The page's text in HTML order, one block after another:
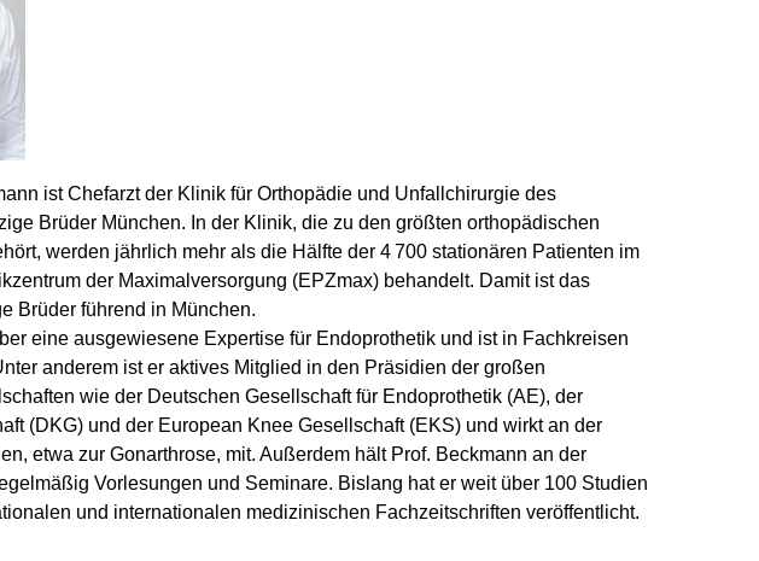
ist Chefarzt der Klinik für Orthopädie und Unfallchirurgie des
Brüder München. In der Klinik, die zu den größten orthopädischen
werden jährlich mehr als die Hälfte der 4 700 stationären Patienten im
der Maximalversorgung (EPZmax) behandelt. Damit ist das
Brüder führend in München.
eine ausgewiesene Expertise für Endoprothetik und ist in Fachkreisen
anderem ist er aktives Mitglied in den Präsidien der großen
wie der Deutschen Gesellschaft für Endoprothetik (AE), der
(DKG) und der European Knee Gesellschaft (EKS) und wirkt an der
etwa zur Gonarthrose, mit. Außerdem hält Prof. Beckmann an der
Vorlesungen und Seminare. Bislang hat er weit über 100 Studien
und internationalen medizinischen Fachzeitschriften veröffentlicht.